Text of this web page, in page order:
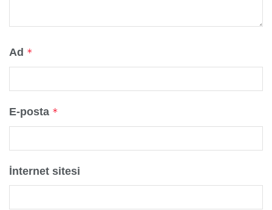
Ad *
E-posta *
İnternet sitesi